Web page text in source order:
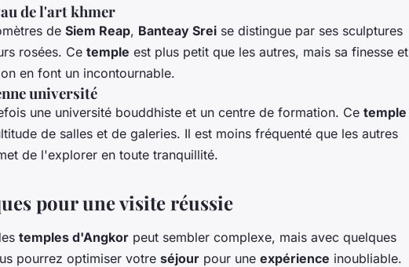
de l'art khmer
de Siem Reap, Banteay Srei se distingue par ses sculptures
rosées. Ce temple est plus petit que les autres, mais sa finesse et
en font un incontournable.
université
une université bouddhiste et un centre de formation. Ce temple
de salles et de galeries. Il est moins fréquenté que les autres
de l'explorer en toute tranquillité.
pour une visite réussie
temples d'Angkor peut sembler complexe, mais avec quelques
pourrez optimiser votre séjour pour une expérience inoubliable.